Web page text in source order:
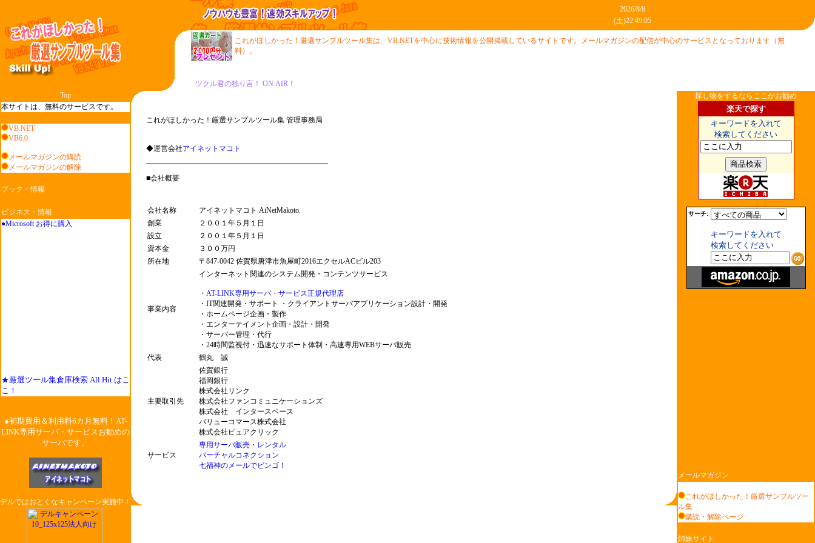
これがほしかった！厳選サンプルツール集は、VB.NETを中心に技術情報を公開掲載しているサイトです。メールマガジンの配信が中心のサービスとなっております（無
料）。
Top
本サイトは、無料のサービスです。
VB.NET
VB6.0
メールマガジンの購読
メールマガジンの解除
ブック・情報
ビジネス・情報
●Microsoft お得に購入
★厳選ツール集倉庫検索 All Hit はこ
こ！
●初期費用＆利用料6カ月無料！AT-
LINK専用サーバ・サービスお勧めの
サーバです。
デルではおとくなキャンペーン実施中！
これがほしかった！厳選サンプルツール集 管理事務局
◆運営会社アイネットマコト
■会社概要
会社名称
アイネットマコト AiNetMakoto.
創業
２００１年５月１日
設立
２００１年５月１日
資本金
３００万円
所在地
〒847-0042 佐賀県唐津市魚屋町2016エクセルACビル203
事業内容
インターネット関連のシステム開発・コンテンツサービス
・AT-LINK専用サーバ・サービス正規代理店
・IT関連開発・サポート ・クライアントサーバアプリケーション設計・開発
・ホームページ企画・製作
・エンターテイメント企画・設計・開発
・サーバー管理・代行
・24時間監視付・迅速なサポート体制・高速専用WEBサーバ販売
代表
鶴丸 誠
主要取引先
佐賀銀行
福岡銀行
株式会社リンク
株式会社ファンコミュニケーションズ
株式会社 インタースペース
バリューコマース株式会社
株式会社ピュアクリック
サービス
専用サーバ販売・レンタル
バーチャルコネクション
七福神のメールでビンゴ！
探し物をするならここがお勧め
楽天で探す
キーワードを入れて
検索してください
サーチ:
キーワードを入れて
検索してください
メールマガジン
これがほしかった！厳選サンプルツー
ル集
購読・解除ページ
姉妹サイト